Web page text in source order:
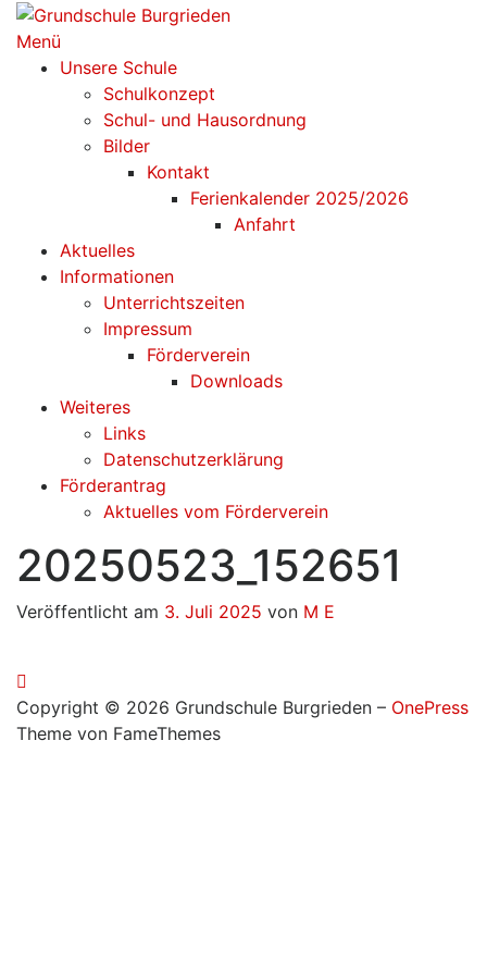
Zum
Inhalt
springen
Menü
Unsere Schule
Schulkonzept
Schul- und Hausordnung
Bilder
Kontakt
Ferienkalender 2025/2026
Anfahrt
Aktuelles
Informationen
Unterrichtszeiten
Impressum
Förderverein
Downloads
Weiteres
Links
Datenschutzerklärung
Förderantrag
Aktuelles vom Förderverein
20250523_152651
Veröffentlicht am 3. Juli 2025 von M E
Copyright © 2026 Grundschule Burgrieden – OnePress
Theme von FameThemes